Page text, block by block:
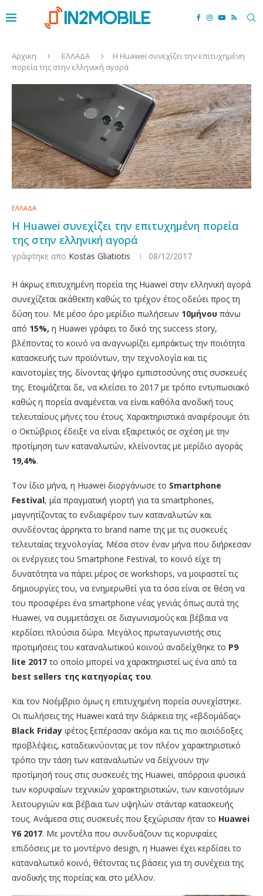
Αρχικη ΕΛΛΑΔΑ
Η Huawei συνεχίζει την επιτυχημένη
πορεία της στην ελληνική αγορά
ΕΛΛΑΔΑ
Η Huawei συνεχίζει την επιτυχημένη πορεία
της στην ελληνική αγορά
γράφτηκε απο Kostas Gliatiotis 08/12/2017
Η άκρως επιτυχημένη πορεία της Huawei στην ελληνική αγορά
συνεχίζεται ακάθεκτη καθώς το τρέχον έτος οδεύει προς τη
δύση του. Με μέσο όρο μερίδιο πωλήσεων 10μήνου πάνω
από 15%, η Huawei γράφει το δικό της success story,
βλέποντας το κοινό να αναγνωρίζει εμπράκτως την ποιότητα
κατασκευής των προϊόντων, την τεχνολογία και τις
καινοτομίες της, δίνοντας ψήφο εμπιστοσύνης στις συσκευές
της. Ετοιμάζεται δε, να κλείσει το 2017 με τρόπο εντυπωσιακό
καθώς η πορεία αναμένεται να είναι καθόλα ανοδική τους
τελευταίους μήνες του έτους. Χαρακτηριστικά αναφέρουμε ότι
ο Οκτώβριος έδειξε να είναι εξαιρετικός σε σχέση με την
προτίμηση των καταναλωτών, κλείνοντας με μερίδιο αγοράς
19,4%.
Τον ίδιο μήνα, η Huawei διοργάνωσε το Smartphone
Festival, μία πραγματική γιορτή για τα smartphones,
μαγνητίζοντας το ενδιαφέρον των καταναλωτών και
συνδέοντας άρρηκτα το brand name της με τις συσκευές
τελευταίας τεχνολογίας. Μέσα στον έναν μήνα που διήρκεσαν
οι ενέργειες του Smartphone Festival, το κοινό είχε τη
δυνατότητα να πάρει μέρος σε workshops, να μοιραστεί τις
δημιουργίες του, να ενημερωθεί για τα όσα είναι σε θέση να
του προσφέρει ένα smartphone νέας γενιάς όπως αυτά της
Huawei, να συμμετάσχει σε διαγωνισμούς και βέβαια να
κερδίσει πλούσια δώρα. Μεγάλος πρωταγωνιστής στις
προτιμήσεις του καταναλωτικού κοινού αναδείχθηκε το P9
lite 2017 το οποίο μπορεί να χαρακτηριστεί ως ένα από τα
best sellers της κατηγορίας του.
Και τον Νοέμβριο όμως η επιτυχημένη πορεία συνεχίστηκε.
Οι πωλήσεις της Huawei κατά την διάρκεια της «εβδομάδας»
Black Friday φέτος ξεπέρασαν ακόμα και τις πιο αισιόδοξες
προβλέψεις, καταδεικνύοντας με τον πλέον χαρακτηριστικό
τρόπο την τάση των καταναλωτών να δείχνουν την
προτίμησή τους στις συσκευές της Huawei, απόρροια φυσικά
των κορυφαίων τεχνικών χαρακτηριστικών, των καινοτόμων
λειτουργιών και βέβαια των υψηλών στάνταρ κατασκευής
τους. Ανάμεσα στις συσκευές που ξεχώρισαν ήταν το Huawei
Y6 2017. Με μοντέλα που συνδυάζουν τις κορυφαίες
επιδόσεις με το μοντέρνο design, η Huawei έχει κερδίσει το
καταναλωτικό κοινό, θέτοντας τις βάσεις για τη συνέχεια της
ανοδικής της πορείας και στο μέλλον.